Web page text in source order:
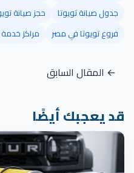
جدول صيانة تويوتا
حجز صيانة
فروع تويوتا في مصر
مراكز
← المقال السابق
قد يعجبك أيضًا